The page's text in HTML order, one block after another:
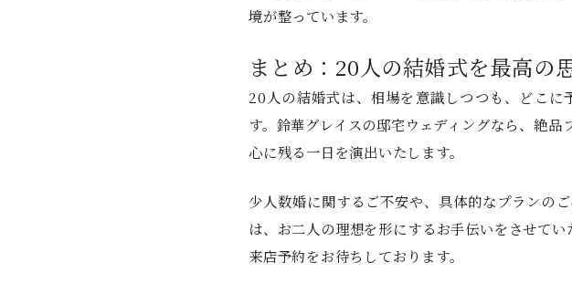
境が整っています。
まとめ：20人の結婚式を最高の
20人の結婚式は、相場を意識しつつも、どこ
す。鈴華グレイスの邸宅ウェディングなら、絶
心に残る一日を演出いたします。
少人数婚に関するご不安や、具体的なプランの
は、お二人の理想を形にするお手伝いをさせて
来店予約をお待ちしております。